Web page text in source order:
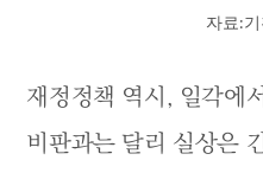
자료:
재정정책 역시, 일각에
비판과는 달리 실상은